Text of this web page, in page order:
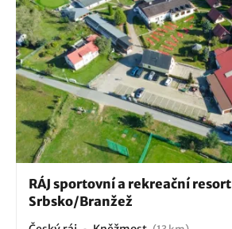
RÁJ sportovní a rekreační resort
Srbsko/Branžež